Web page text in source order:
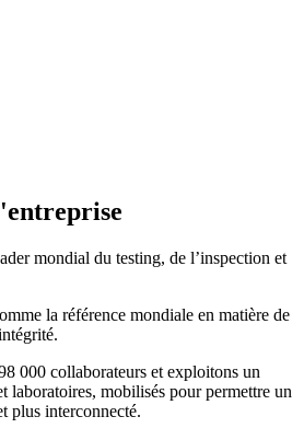
mondial du testing, de l’inspection et
la référence mondiale en matière de
000 collaborateurs et exploitons un
laboratoires, mobilisés pour permettre un
plus interconnecté.